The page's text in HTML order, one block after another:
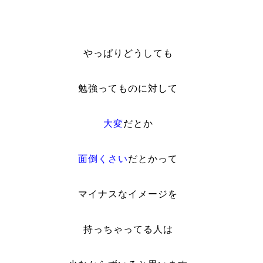
やっぱりどうしても
勉強ってものに対して
大変だとか
面倒くさいだとかって
マイナスなイメージを
持っちゃってる人は